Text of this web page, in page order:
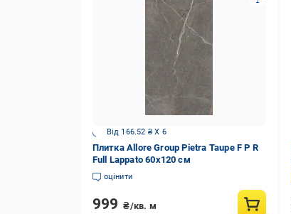
Від 166.52 ₴ X 6
Плитка Allore Group Pietra Taupe F P R
Full Lappato 60x120 см
оцінити
999 ₴/кв. м